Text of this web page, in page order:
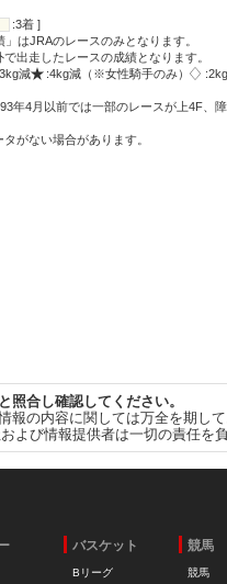
:3着 ]
はJRAのレースのみとなります。
出走したレースの成績となります。
減 :4kg減（※女性騎手のみ）
年4月以前では一部のレースが上4F、
がない場合があります。
照合し確認してください。
報の内容に関しては万全を期
よび情報提供者は一切の責任を負
バスケット
Bリーグ
競馬
競馬